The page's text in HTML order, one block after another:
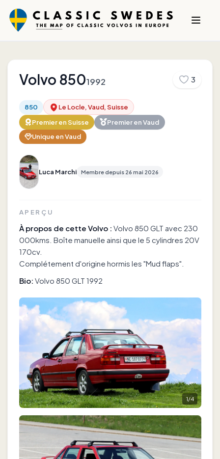
Volvo 8501992 3
850
Le Locle, Vaud, Suisse
Premier enSuisse Premier enVaud
Unique enVaud
Luca Marchi Membre depuis 26 mai 2026
APERÇU
À propos de cette Volvo : Volvo 850 GLT avec 230
000kms. Boîte manuelle ainsi que le 5 cylindres 20V
170cv.
Complétement d'origine hormis les "Mud flaps".
Bio: Volvo 850 GLT 1992
1/4